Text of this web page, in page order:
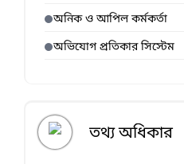
অনিক ও আপিল কর্মকর্তা
অভিযোগ প্রতিকার সিস্টেম
তথ্য অধিকার